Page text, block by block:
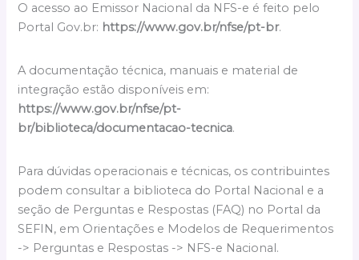
O acesso ao Emissor Nacional da NFS-e é feito pelo
Portal Gov.br: https://www.gov.br/nfse/pt-br.
A documentação técnica, manuais e material de
integração estão disponíveis em:
https://www.gov.br/nfse/pt-
br/biblioteca/documentacao-tecnica.
Para dúvidas operacionais e técnicas, os contribuintes
podem consultar a biblioteca do Portal Nacional e a
seção de Perguntas e Respostas (FAQ) no Portal da
SEFIN, em Orientações e Modelos de Requerimentos
-> Perguntas e Respostas -> NFS-e Nacional.